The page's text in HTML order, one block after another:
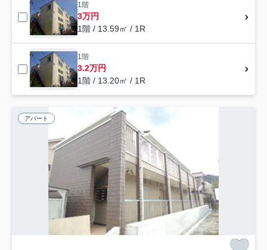
1階
3万円
1階 / 13.59㎡ / 1R
1階
3.2万円
1階 / 13.20㎡ / 1R
アパート